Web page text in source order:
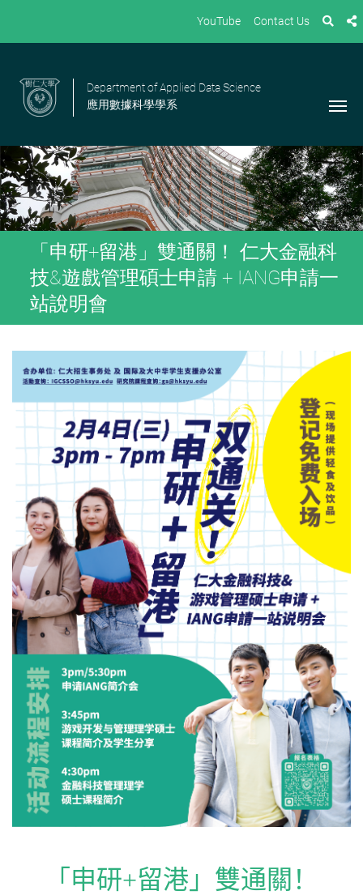
YouTube Contact Us
Department of Applied Data Science
應用數據科學學系
「申研+留港」雙通關！ 仁大金融科
技&遊戲管理碩士申請 + IANG申請一
站說明會
「申研+留港」雙通關！